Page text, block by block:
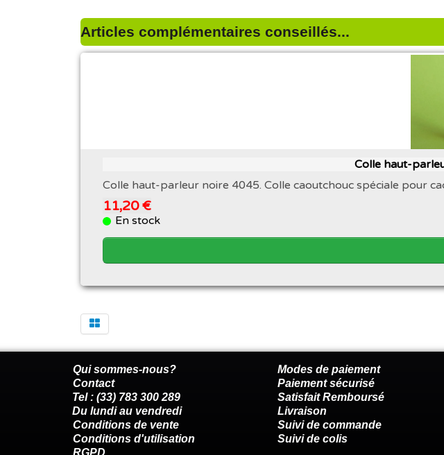
Articles complémentaires conseillés...
Colle haut-
Colle haut-parleur noire 4045. Colle caoutchouc spéciale pour
11,20 €
En stock
Qui sommes-nous?
Contact
Tel : (33) 783 300 289
Du lundi au vendredi
Conditions de vente
Conditions d'utilisation
Modes de paiement
Paiement sécurisé
Satisfait Remboursé
Livraison
Suivi de commande
Suivi de colis